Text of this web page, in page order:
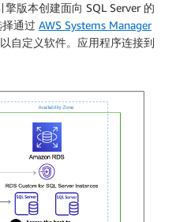
版本创建面向 SQL Server 的
通过 AWS Systems Manager
自定义软件。应用程序连接到